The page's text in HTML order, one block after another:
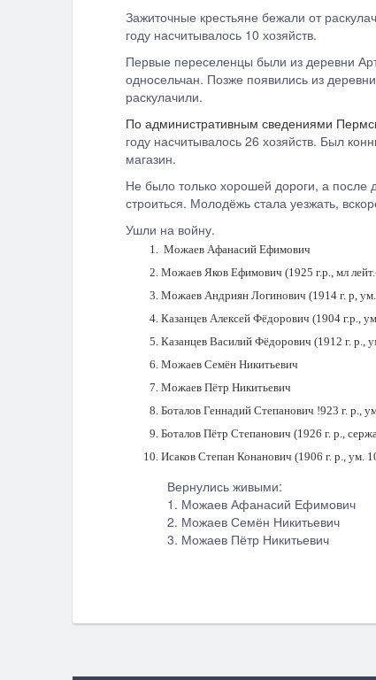
Зажиточные крестьяне бежали от
году насчитывалось 10 хозяйств.
Первые переселенцы были из деревни
односельчан. Позже появились из
раскулачили.
По административным сведениями
году насчитывалось 26 хозяйств. Был
магазин.
Не было только хорошей дороги, а после
строиться. Молодёжь стала уезжать,
Ушли на войну.
Можаев Афанасий Ефимович
Можаев Яков Ефимович (1925 г.р., мл
Можаев Андриян Логинович (1914 г. р,
Казанцев Алексей Фёдорович (1904 г.р.,
Казанцев Василий Фёдорович (1912 г. р.,
Можаев Семён Никитьевич
Можаев Пётр Никитьевич
Боталов Геннадий Степанович !923 г. р.,
Боталов Пётр Степанович (1926 г. р.,
Исаков Степан Конанович (1906 г. р., ум.
Вернулись живыми:
1. Можаев Афанасий Ефимович
2. Можаев Семён Никитьевич
3. Можаев Пётр Никитьевич